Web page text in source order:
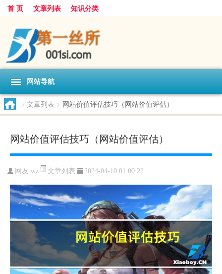
首 页 文章列表 知识分类
网站导航
> 文章列表 > 网站价值评估技巧（网站价值评估）
网站价值评估技巧（网站价值评估）
网友:wz 文章列表 2024-04-10 01:00:22